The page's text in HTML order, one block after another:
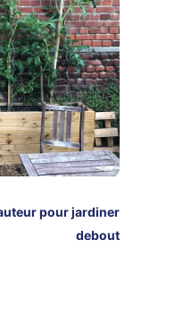
pour jardiner
debout